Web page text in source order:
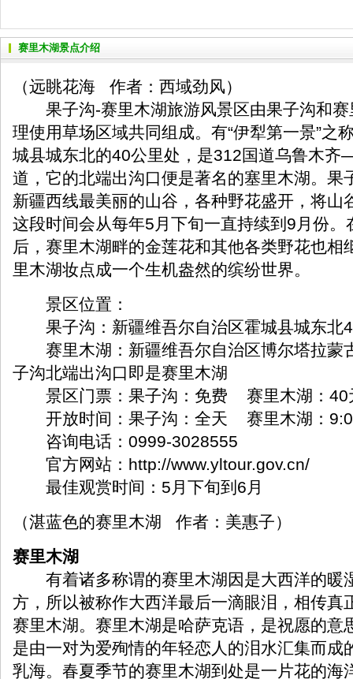
赛里木湖景点介绍
（远眺花海 作者：西域劲风）
果子沟-赛里木湖旅游风景区由果子沟和赛
理使用草场区域共同组成。有“伊犁第一景”之
城县城东北的40公里处，是312国道乌鲁木齐
道，它的北端出沟口便是著名的塞里木湖。果
新疆西线最美丽的山谷，各种野花盛开，将山
这段时间会从每年5月下旬一直持续到9月份。
后，赛里木湖畔的金莲花和其他各类野花也相
里木湖妆点成一个生机盎然的缤纷世界。
景区位置：
果子沟：新疆维吾尔自治区霍城县城东北
赛里木湖：新疆维吾尔自治区博尔塔拉蒙
子沟北端出沟口即是赛里木湖
景区门票：果子沟：免费 赛里木湖：40
开放时间：果子沟：全天 赛里木湖：
咨询电话：0999-3028555
官方网站： http://www.yltour.gov.cn/
最佳观赏时间：5月下旬到6月
（湛蓝色的赛里木湖 作者：美惠子）
赛里木湖
有着诸多称谓的赛里木湖因是大西洋的暖
方，所以被称作大西洋最后一滴眼泪，相传真
赛里木湖。赛里木湖是哈萨克语，是祝愿的意
是由一对为爱殉情的年轻恋人的泪水汇集而成
乳海。春夏季节的赛里木湖到处是一片花的海